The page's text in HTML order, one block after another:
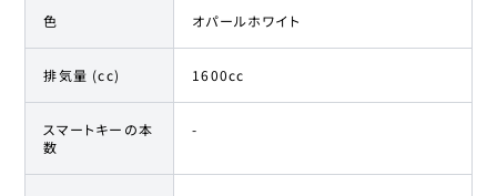
色 オパールホワイト
排気量 (cc) 1600cc
スマートキーの本
数
-